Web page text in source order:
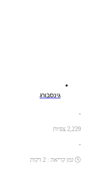
גינסבורג
•
2,229 צפיות
•
🕓 זמן קריאה : 2 דקות